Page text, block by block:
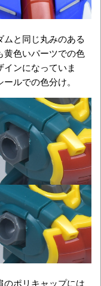
と同じ丸みのある
黄色いパーツでの色
ンになっていま
ルでの色分け。
ポリキャップには